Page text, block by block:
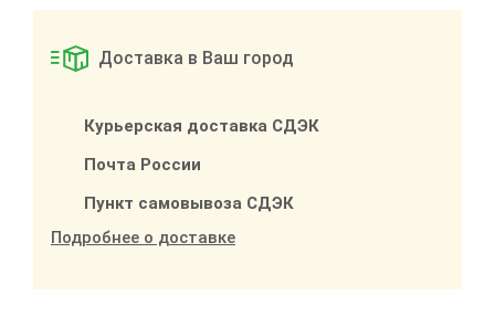
Доставка в Ваш город
Курьерская доставка СДЭК
Почта России
Пункт самовывоза СДЭК
Подробнее о доставке